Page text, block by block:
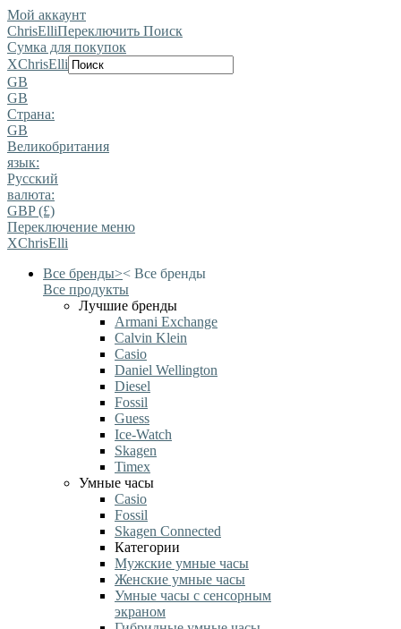
Мой аккаунт
ChrisElliПереключить Поиск
Сумка для покупок
XChrisElli
GB
GB
Страна:
GB
Великобритания
язык:
Pусский
валюта:
GBP (£)
Переключение меню
XChrisElli
Все бренды>< Все бренды
Все продукты
Лучшие бренды
Armani Exchange
Calvin Klein
Casio
Daniel Wellington
Diesel
Fossil
Guess
Ice-Watch
Skagen
Timex
Умные часы
Casio
Fossil
Skagen Connected
Категории
Мужские умные часы
Женские умные часы
Умные часы с сенсорным
экраном